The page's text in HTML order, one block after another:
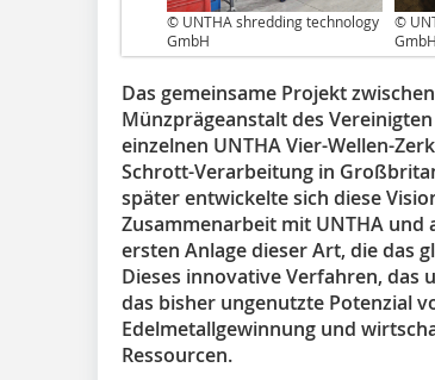
© UNTHA shredding technology
GmbH
©
GmbH
Das gemeinsame Projekt
Münzprägeanstalt des
einzelnen UNTHA Vier-Wellen-
Schrott-Verarbeitung in
später entwickelte sich diese
Zusammenarbeit mit UNTHA
ersten Anlage dieser Art, die das
Dieses innovative Verfahren, das
das bisher ungenutzte Potenzial
Edelmetallgewinnung und
Ressourcen.